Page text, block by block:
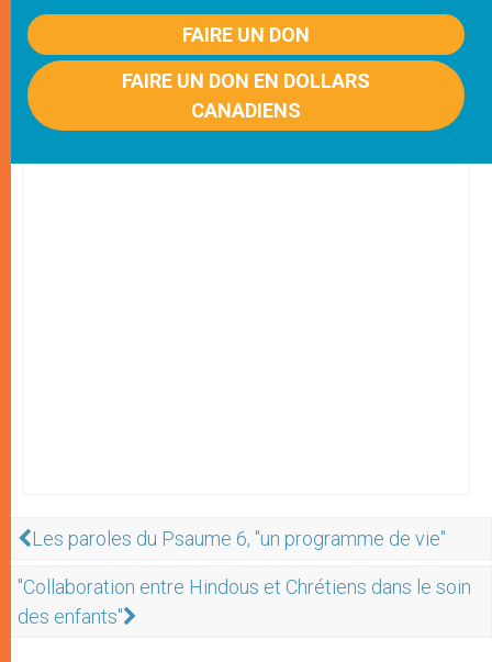
FAIRE UN DON
FAIRE UN DON EN DOLLARS
CANADIENS
Les paroles du Psaume 6, "un programme de vie"
"Collaboration entre Hindous et Chrétiens dans le soin
des enfants"